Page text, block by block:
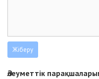
Әлеуметтік